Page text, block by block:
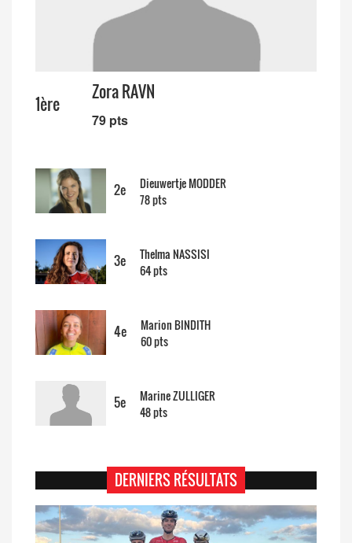
1ère
Zora RAVN
79 pts
2e Dieuwertje MODDER
78 pts
3e Thelma NASSISI
64 pts
4e Marion BINDITH
60 pts
5e Marine ZULLIGER
48 pts
DERNIERS RÉSULTATS